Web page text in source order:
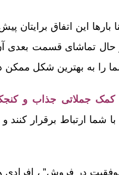
بارها این اتفاق
حال تماشای قسمت
به بهترین شکل ممکن
کمک جملاتی جذاب و
شما ارتباط برقرار
در فروش” ،